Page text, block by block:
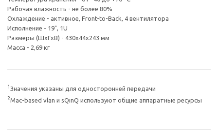
Рабочая влажность - не более 80%
Охлаждение - активное, Front-to-Back, 4 вентилятора
Исполнение - 19", 1U
Размеры (ШxГxВ) - 430x44x243 мм
Масса - 2,69 кг
1Значения указаны для односторонней передачи
2Mac-based vlan и sQinQ используют общие аппаратные ресурсы